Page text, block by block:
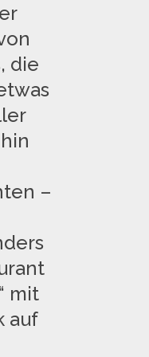
die
–
mit
auf